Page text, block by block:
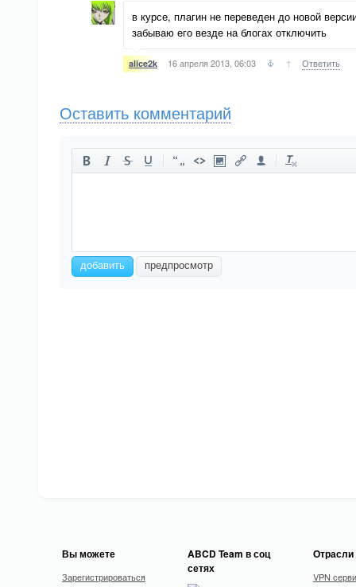
в курсе, плагин не переведен до новой
забываю его везде на блогах отключить
alice2k 16 апреля 2013, 06:03 ↑ Ответить
Оставить комментарий
-
-
-
-
добавить предпросмотр
Вы можете
Зарегистрироваться
ABCD Team в соц
сетях
VPN